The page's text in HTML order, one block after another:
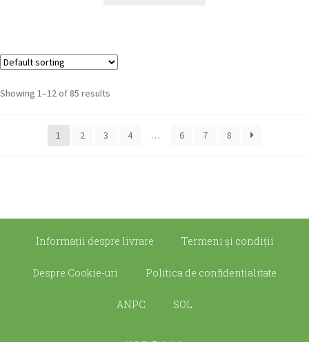
Showing 1–12 of 85 results
1 2 3 4 … 6 7 8
Informații despre livrare Termeni şi condiţii
Despre Cookie-uri Politica de confidentialitate
ANPC SOL